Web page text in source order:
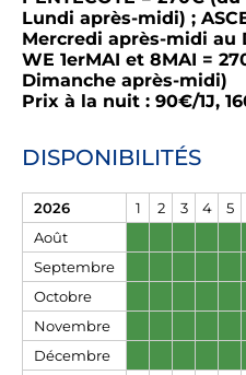
Lundi après-midi) ;
Mercredi après-midi
WE 1erMAI et 8MAI =
Dimanche après-midi)
Prix à la nuit : 90€/1J,
DISPONIBILITÉS
2026 1 2 3 4 5
Août
Septembre
Octobre
Novembre
Décembre